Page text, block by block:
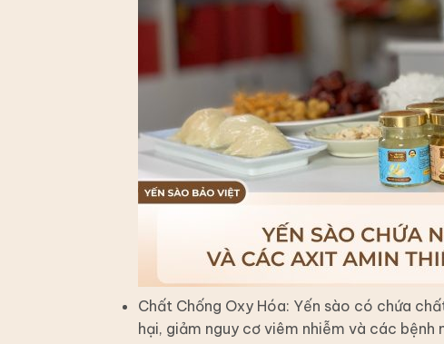
Chất Chống Oxy Hóa: Yến sào có chứa
hại, giảm nguy cơ viêm nhiễm và các bệnh